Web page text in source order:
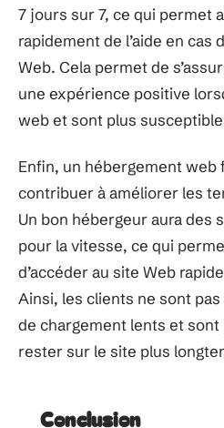
7 jours sur 7, ce qui permet
rapidement de l’aide en cas
Web. Cela permet de
une expérience positive
web et sont plus
Enfin, un hébergement web
contribuer à améliorer les
Un bon hébergeur aura des
pour la vitesse, ce qui
d’accéder au site Web
Ainsi, les clients ne sont
de chargement lents et
rester sur le site plus
Conclusion